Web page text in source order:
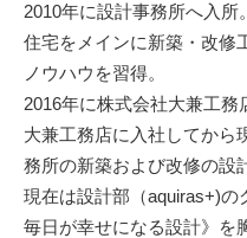
2010年に設計事務所へ入所。
住宅をメインに新築・改修
ノウハウを習得。
2016年に株式会社大兼工務
大兼工務店に入社してから
務所の新築および改修の設
現在は設計部（aquiras+)
毎日が幸せになる設計》を